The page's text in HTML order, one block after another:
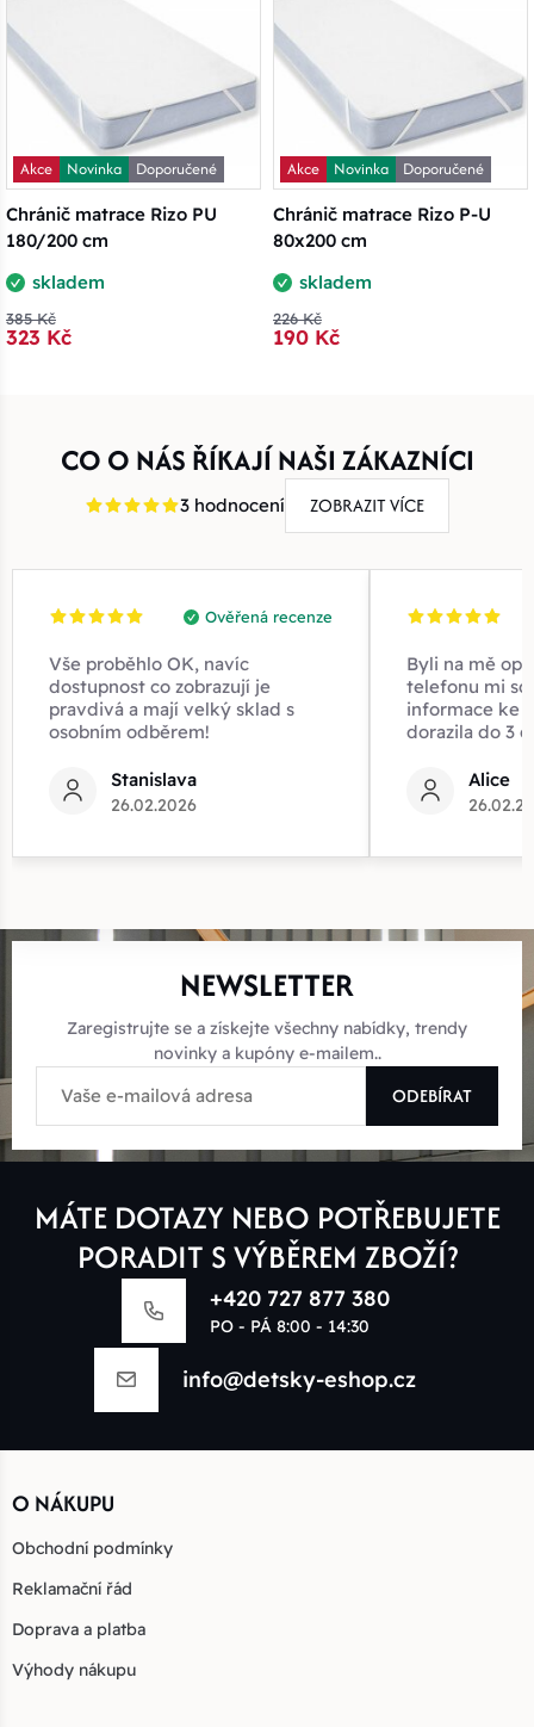
Akce Novinka
Doporučené
Chránič matrace Rizo PU
180/200 cm
skladem
385 Kč
323 Kč
Akce Novinka
Doporučené
Chránič matrace Rizo P-U
80x200 cm
skladem
226 Kč
190 Kč
CO O NÁS ŘÍKAJÍ NAŠI ZÁKAZNÍCI
3 hodnocení ZOBRAZIT VÍCE
Ověřená recenze
Vše proběhlo OK, navíc
dostupnost co zobrazují je
pravdivá a mají velký sklad s
osobním odběrem!
Stanislava
26.02.2026
Byli na mě
telefonu mi
informace ke
dorazila do 3
Alice
NEWSLETTER
Zaregistrujte se a získejte všechny nabídky, trendy
novinky a kupóny e-mailem..
ODEBÍRAT
MÁTE DOTAZY NEBO POTŘEBUJETE
PORADIT S VÝBĚREM ZBOŽÍ?
+420 727 877 380
PO - PÁ 8:00 - 14:30
info@detsky-eshop.cz
O NÁKUPU
Obchodní podmínky
Reklamační řád
Doprava a platba
Výhody nákupu